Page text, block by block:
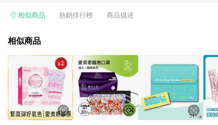
Smart mobile、神腦生活、JS巨盛、樂天KOBO電子書，請詳閱
台灣樂天市場，並在同一瀏覽器於24小時內結帳，才享有 LINE
市場 45 天內完成訂單出貨及結帳，則不符合贈點資格。 (4) 如
使用APP、或中途瀏覽比價網、回饋網、Google等其他網頁、或
由網頁版(電腦版/手機版網頁)切換為App都將會造成追蹤中斷而
無法進行 LINE POINTS 回饋。 (5) LINE 購物為購物資訊整合性
平台，商品資料更新會有時間差，如顯示之商品規格、顏色、價
位、贈品與台灣樂天市場銷售網頁不符，以銷售網頁標示為準。
(6) 導購訂單已逾 365 天，根據台灣樂天回饋規定，逾期訂單將
相似商品 熱銷排行榜 商品描述
相似商品